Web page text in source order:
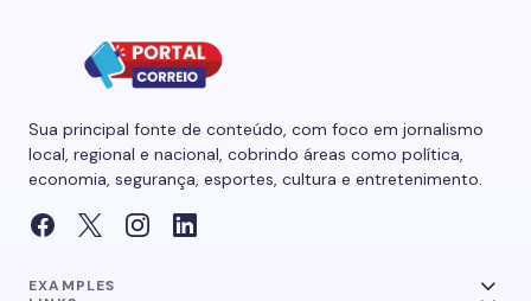
Sua principal fonte de conteúdo, com foco em jornalismo
local, regional e nacional, cobrindo áreas como política,
economia, segurança, esportes, cultura e entretenimento.
EXAMPLES